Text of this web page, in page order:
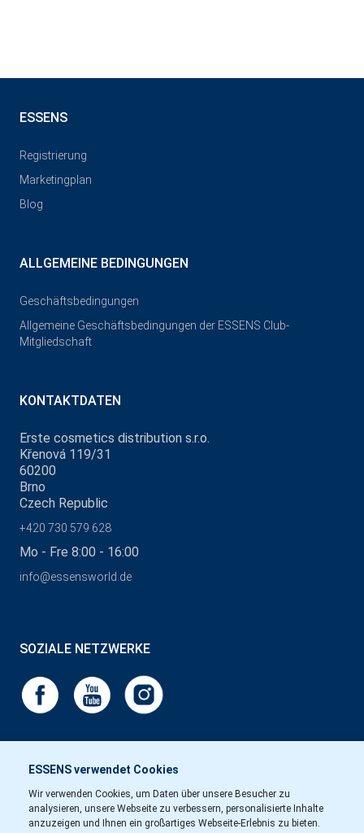
ESSENS verwendet Cookies
Wir verwenden Cookies, um Daten über unsere Besucher zu
analysieren, unsere Webseite zu verbessern, personalisierte Inhalte
anzuzeigen und Ihnen ein großartiges Webseite-Erlebnis zu bieten.
ESSENS
Registrierung
Marketingplan
Blog
ALLGEMEINE BEDINGUNGEN
Geschäftsbedingungen
Allgemeine Geschäftsbedingungen der ESSENS Club-
Mitgliedschaft
KONTAKTDATEN
Erste cosmetics distribution s.r.o.
Křenová 119/31
60200
Brno
Czech Republic
+420 730 579 628
Mo - Fre 8:00 - 16:00
info@essensworld.de
SOZIALE NETZWERKE